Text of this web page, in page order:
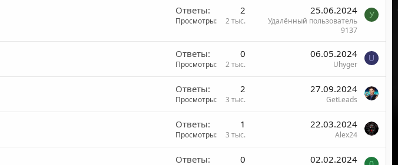
Ответы 2
Просмотры 2 тыс.
25.06.2024
Удалённый пользователь
9137
У
Ответы 0
Просмотры 2 тыс.
06.05.2024
Uhyger
U
Ответы 2
Просмотры 3 тыс.
27.09.2024
GetLeads
Ответы 1
Просмотры 3 тыс.
22.03.2024
Alex24
Ответы 0 02.02.2024